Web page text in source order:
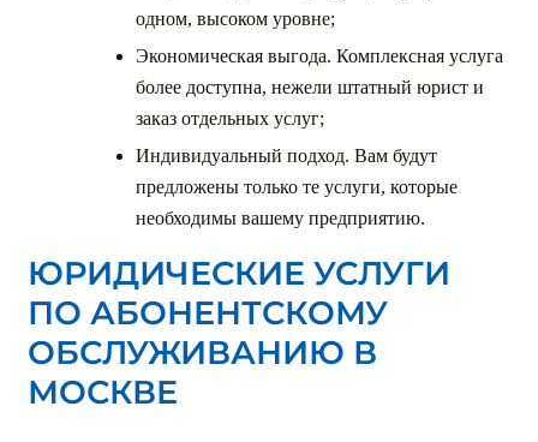
одном, высоком уровне;
Экономическая выгода. Комплексная услуга
более доступна, нежели штатный юрист и
заказ отдельных услуг;
Индивидуальный подход. Вам будут
предложены только те услуги, которые
необходимы вашему предприятию.
ЮРИДИЧЕСКИЕ УСЛУГИ
ПО АБОНЕНТСКОМУ
ОБСЛУЖИВАНИЮ В
МОСКВЕ